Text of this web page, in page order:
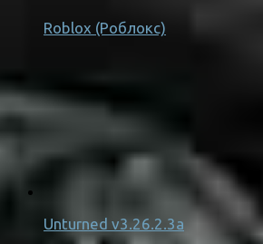
Roblox (Роблокс)
Unturned v3.26.2.3a